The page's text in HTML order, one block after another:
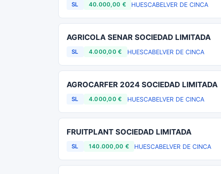
SL 40.000,00 € HUESCABELVER DE CINCA
AGRICOLA SENAR SOCIEDAD LIMITADA
SL 4.000,00 € HUESCABELVER DE CINCA
AGROCARFER 2024 SOCIEDAD LIMITADA
SL 4.000,00 € HUESCABELVER DE CINCA
FRUITPLANT SOCIEDAD LIMITADA
SL 140.000,00 € HUESCABELVER DE CINCA